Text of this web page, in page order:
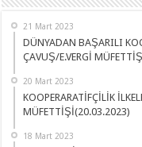
21 Mart 2023
DÜNYADAN BAŞARILI
ÇAVUŞ/E.VERGİ MÜFETTİŞİ
20 Mart 2023
KOOPERARATİFÇİLİK
MÜFETTİŞİ(20.03.2023)
18 Mart 2023